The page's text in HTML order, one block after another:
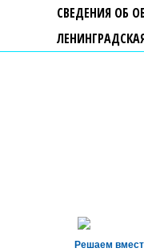
СВЕДЕНИЯ ОБ
Решаем